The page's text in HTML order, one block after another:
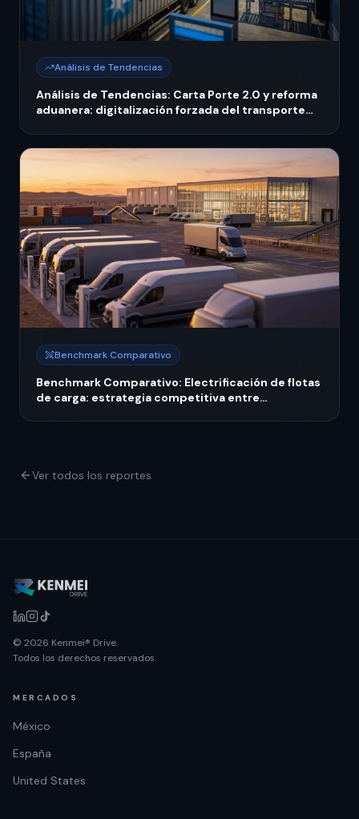
Análisis de Tendencias
Análisis de Tendencias: Carta Porte 2.0 y reforma
aduanera: digitalización forzada del transporte
Benchmark Comparativo
Benchmark Comparativo: Electrificación de flotas
de carga: estrategia competitiva entre
Ver todos los reportes
© 2026 Kenmei® Drive.
Todos los derechos reservados.
MERCADOS
México
España
United States